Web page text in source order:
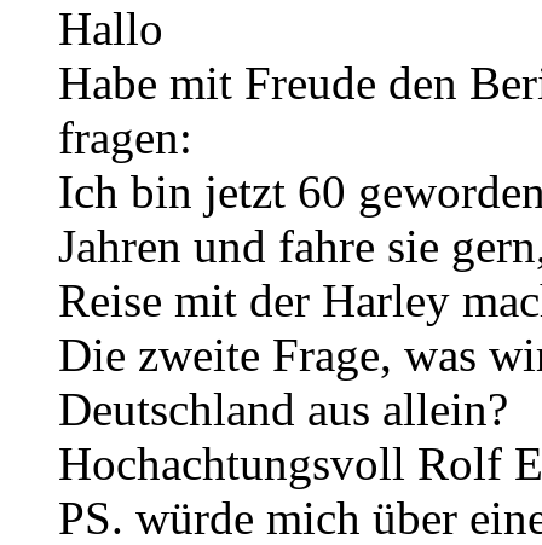
Hallo
Habe mit Freude den
fragen:
Ich bin jetzt 60
Jahren und fahre sie
Reise mit der Harley
Die zweite Frage, was
Deutschland aus allein?
Hochachtungsvoll Rolf
PS. würde mich über